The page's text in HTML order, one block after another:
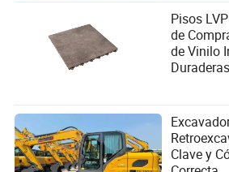
Pisos
de
de Vinilo
Duraderas
Clave y